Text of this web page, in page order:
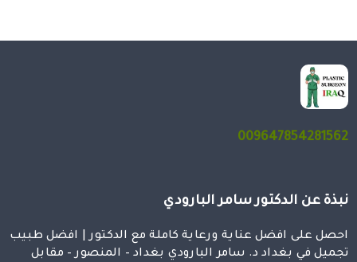
009647854281562
نبذة عن الدكتور سامر البارودي
احصل على افضل عناية ورعاية كاملة مع الدكتور | افضل طبيب
تجميل في بغداد د. سامر البارودي بغداد – المنصور – مقابل